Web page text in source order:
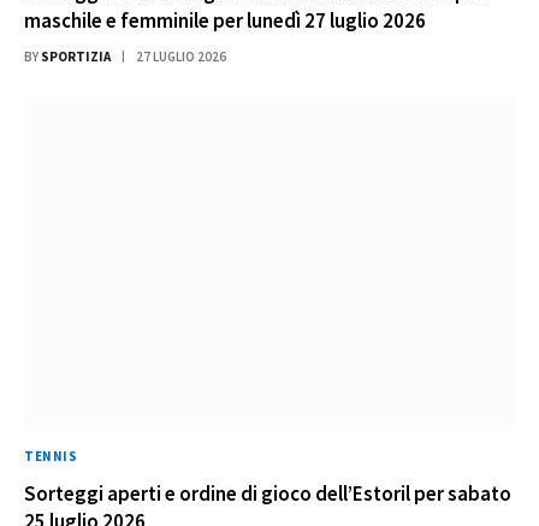
maschile e femminile per lunedì 27 luglio 2026
BY SPORTIZIA 27 LUGLIO 2026
TENNIS
Sorteggi aperti e ordine di gioco dell’Estoril per sabato